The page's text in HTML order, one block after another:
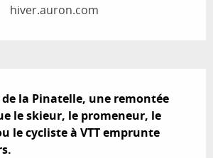
hiver.auron.com
de la Pinatelle, une remontée
le skieur, le promeneur, le
le cycliste à VTT emprunte